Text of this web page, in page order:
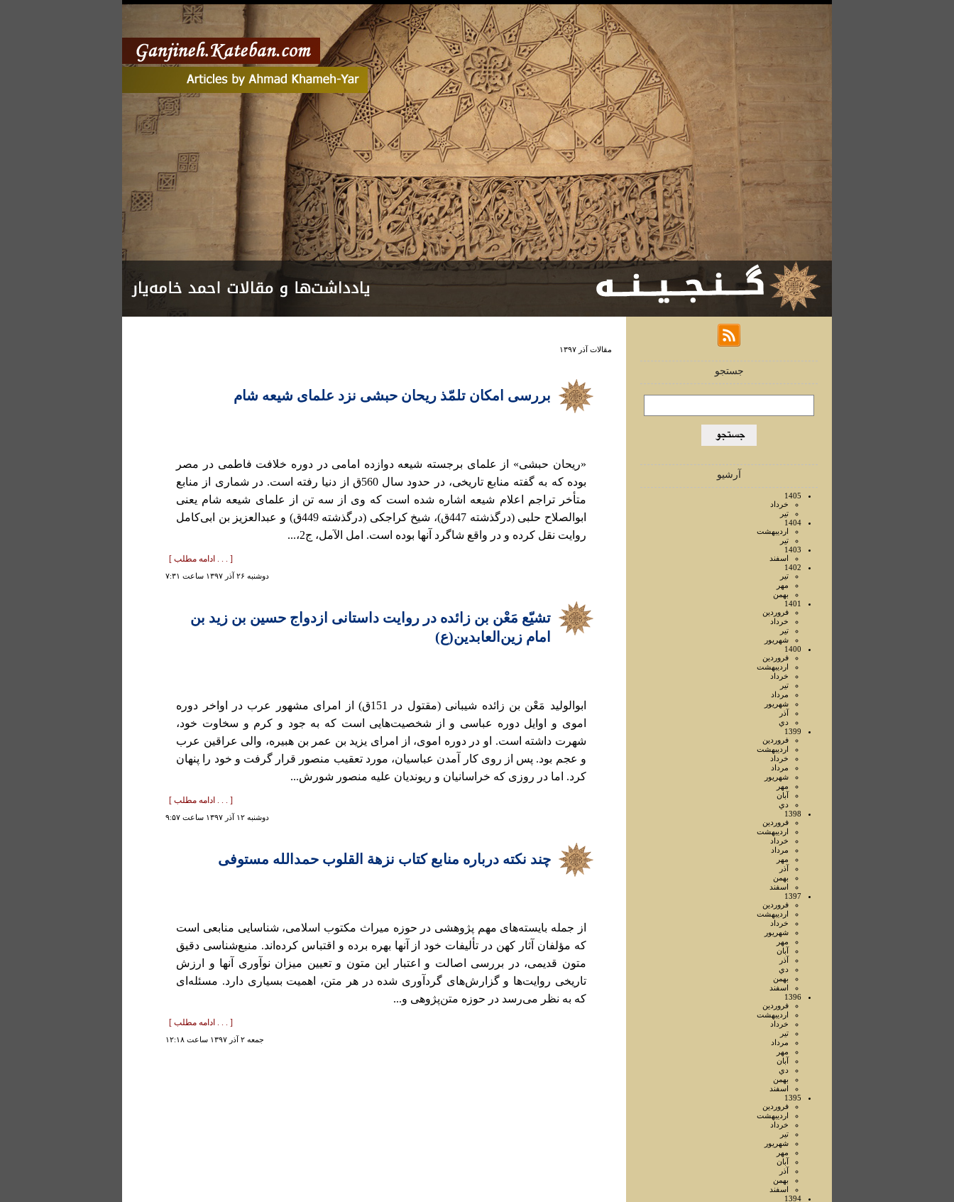
جستجو
آرشیو
1405
خرداد
تير
1404
ارديبهشت
تير
1403
اسفند
1402
تير
مهر
بهمن
1401
فروردين
خرداد
تير
شهريور
1400
فروردين
ارديبهشت
خرداد
تير
مرداد
شهريور
آذر
دي
1399
فروردين
ارديبهشت
خرداد
مرداد
شهريور
مهر
آبان
دي
1398
فروردين
ارديبهشت
خرداد
مرداد
مهر
آذر
بهمن
اسفند
1397
فروردين
ارديبهشت
خرداد
شهريور
مهر
آبان
آذر
دي
بهمن
اسفند
1396
فروردين
ارديبهشت
خرداد
تير
مرداد
مهر
آبان
دي
بهمن
اسفند
1395
فروردين
ارديبهشت
خرداد
تير
شهريور
مهر
آبان
آذر
بهمن
اسفند
1394
مقالات آذر ۱۳۹۷
بررسی امکان تلمّذ ریحان حبشی نزد علمای شیعه شام
«ریحان حبشی» از علمای برجسته شیعه دوازده امامی در دوره خلافت فاطمی در مصر
بوده که به گفته منابع تاریخی، در حدود سال 560ق از دنیا رفته است. در شماری از منابع
متأخر تراجم اعلام شیعه اشاره شده است که وی از سه تن از علمای شیعه شام یعنی
ابوالصلاح حلبی (درگذشته 447ق)، شیخ کراجکی (درگذشته 449ق) و عبدالعزیز بن ابی‌کامل
روایت نقل کرده و در واقع شاگرد آنها بوده است. امل الآمل، ج2،...
[ . . . ادامه مطلب ]
دوشنبه ۲۶ آذر ۱۳۹۷ ساعت ۷:۳۱
تشیّع مَعْن بن زائده در روایت داستانی ازدواج حسین بن زید بن
امام زین‌العابدین(ع)
ابوالولید مَعْن بن زائده شیبانی (مقتول در 151ق) از امرای مشهور عرب در اواخر دوره
اموی و اوایل دوره عباسی و از شخصیت‌هایی است که به جود و کرم و سخاوت خود،
شهرت داشته است. او در دوره اموی، از امرای یزید بن عمر بن هبیره، والی عراقین عرب
و عجم بود. پس از روی کار آمدن عباسیان، مورد تعقیب منصور قرار گرفت و خود را پنهان
کرد. اما در روزی که خراسانیان و ریوندیان علیه منصور شورش...
[ . . . ادامه مطلب ]
دوشنبه ۱۲ آذر ۱۳۹۷ ساعت ۹:۵۷
چند نکته درباره منابع کتاب نزهة القلوب حمدالله مستوفی
از جمله بایسته‌های مهم پژوهشی در حوزه میراث مکتوب اسلامی، شناسایی منابعی است
که مؤلفان آثار کهن در تألیفات خود از آنها بهره برده و اقتباس کرده‌اند. منبع‌شناسی دقیق
متون قدیمی، در بررسی اصالت و اعتبار این متون و تعیین میزان نوآوری آنها و ارزش
تاریخی روایت‌ها و گزارش‌های گردآوری شده در هر متن، اهمیت بسیاری دارد. مسئله‌ای
که به نظر می‌رسد در حوزه متن‌پژوهی و...
[ . . . ادامه مطلب ]
جمعه ۲ آذر ۱۳۹۷ ساعت ۱۲:۱۸